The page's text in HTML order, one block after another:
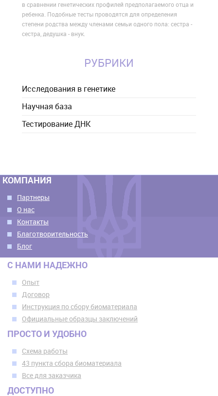
в сравнении генетических профилей предполагаемого отца и
ребенка. Подобные тесты проводятся для определения
степени родства между членами семьи одного пола: сестра -
сестра, дедушка - внук.
РУБРИКИ
Исследования в генетике
Научная база
Тестирование ДНК
КОМПАНИЯ
Партнеры
О нас
Контакты
Благотворительность
Блог
С НАМИ НАДЕЖНО
Опыт
Договор
Инструкция по сбору биоматериала
Официальные образцы заключений
ПРОСТО И УДОБНО
Схема работы
43 пункта сбора биоматериала
Все для заказчика
ДОСТУПНО